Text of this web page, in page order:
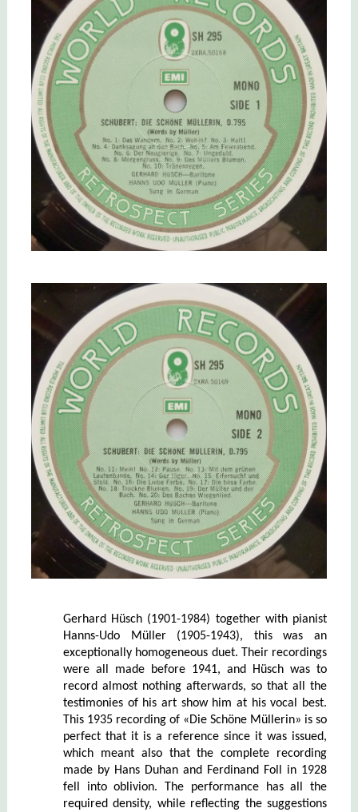
Gerhard Hüsch (1901-1984) together with pianist
Hanns-Udo Müller (1905-1943), this was an
exceptionally homogeneous duet. Their recordings
were all made before 1941, and Hüsch was to
record almost nothing afterwards, so that all the
testimonies of his art show him at his vocal best.
This 1935 recording of «Die Schöne Müllerin» is so
perfect that it is a reference since it was issued,
which meant also that the complete recording
made by Hans Duhan and Ferdinand Foll in 1928
fell into oblivion. The performance has all the
required density, while reflecting the suggestions